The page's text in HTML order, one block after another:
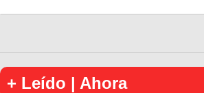
+ Leído | Ahora